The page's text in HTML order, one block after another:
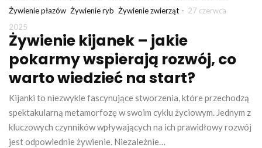
Żywienie płazów Żywienie ryb Żywienie zwierząt - 27 czerwca
2025
Żywienie kijanek – jakie
pokarmy wspierają rozwój, co
warto wiedzieć na start?
Kijanki to niezwykle fascynujące stworzenia, które przechodzą
spektakularną metamorfozę w swoim cyklu życiowym. Jednym z
kluczowych czynników wpływających na ich prawidłowy rozwój
jest odpowiednie żywienie. Niezależnie…